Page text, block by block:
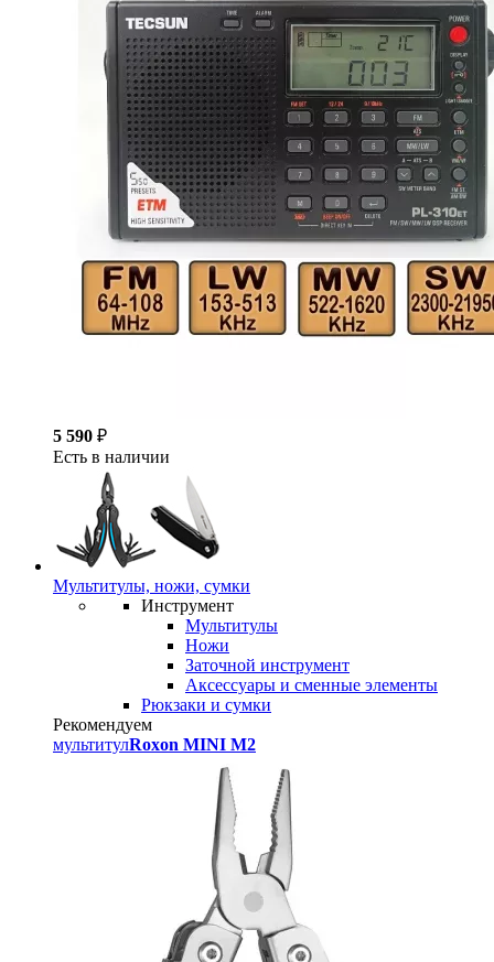
5 590 ₽
Есть в наличии
Мультитулы, ножи, сумки
Инструмент
Мультитулы
Ножи
Заточной инструмент
Аксессуары и сменные элементы
Рюкзаки и сумки
Рекомендуем
мультитулRoxon MINI M2